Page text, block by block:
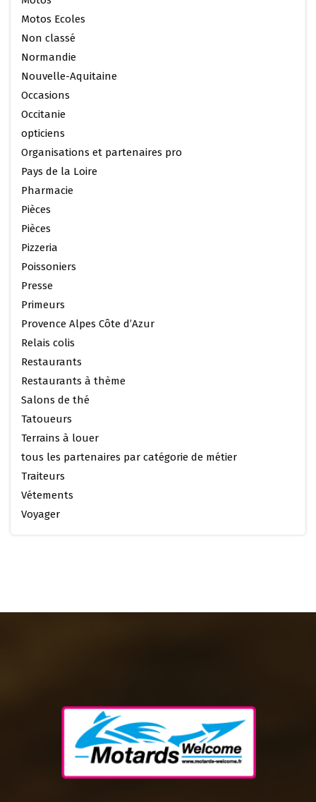
Motos Ecoles
Non classé
Normandie
Nouvelle-Aquitaine
Occasions
Occitanie
opticiens
Organisations et partenaires pro
Pays de la Loire
Pharmacie
Pièces
Pièces
Pizzeria
Poissoniers
Presse
Primeurs
Provence Alpes Côte d’Azur
Relais colis
Restaurants
Restaurants à thème
Salons de thé
Tatoueurs
Terrains à louer
tous les partenaires par catégorie de métier
Traiteurs
Vétements
Voyager